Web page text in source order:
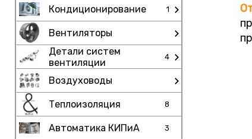
Кондиционирование 1
Вентиляторы
Детали систем
вентиляции
4
Воздуховоды
Теплоизоляция 8
Автоматика КИПиА 3